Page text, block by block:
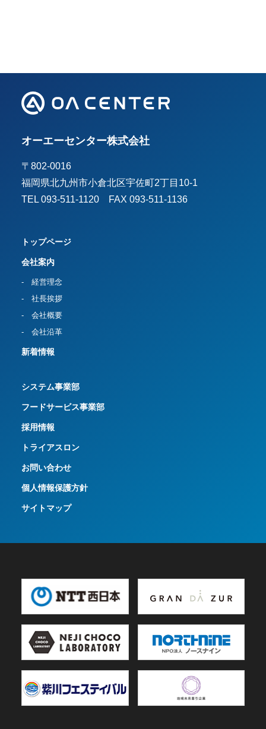
オーエーセンター株式会社
〒802-0016
福岡県北九州市小倉北区宇佐町2丁目10-1
TEL 093-511-1120 FAX 093-511-1136
トップページ
会社案内
- 経営理念
- 社長挨拶
- 会社概要
- 会社沿革
新着情報
システム事業部
フードサービス事業部
採用情報
トライアスロン
お問い合わせ
個人情報保護方針
サイトマップ